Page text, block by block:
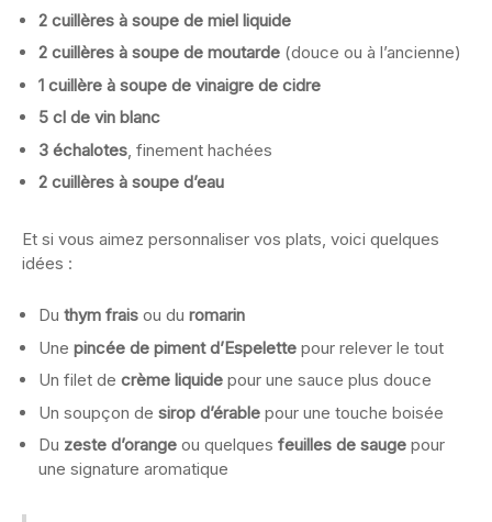
2 cuillères à soupe de miel liquide
2 cuillères à soupe de moutarde (douce ou à l’ancienne)
1 cuillère à soupe de vinaigre de cidre
5 cl de vin blanc
3 échalotes , finement hachées
2 cuillères à soupe d’eau
Et si vous aimez personnaliser vos plats, voici quelques
idées :
Du thym frais ou du romarin
Une pincée de piment d’Espelette pour relever le tout
Un filet de crème liquide pour une sauce plus douce
Un soupçon de sirop d’érable pour une touche boisée
Du zeste d’orange ou quelques feuilles de sauge pour
une signature aromatique